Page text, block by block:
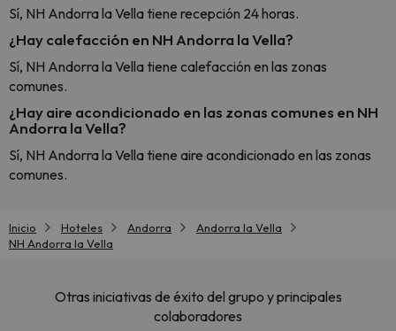
Sí, NH Andorra la Vella tiene recepción 24 horas.
¿Hay calefacción en NH Andorra la Vella?
Sí, NH Andorra la Vella tiene calefacción en las zonas
comunes.
¿Hay aire acondicionado en las zonas comunes en NH
Andorra la Vella?
Sí, NH Andorra la Vella tiene aire acondicionado en las zonas
comunes.
Inicio Hoteles Andorra
Andorra la Vella
NH Andorra la Vella
Otras iniciativas de éxito del grupo y principales
colaboradores